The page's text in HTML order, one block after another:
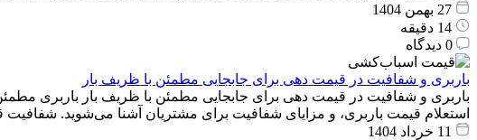
27 بهمن 1404
14 دقیقه
0 دیدگاه
باربری و شفافیت در قیمت دهی برای جابجایی مطمئن با ظریف بار
باربری و شفافیت در قیمت دهی برای جابجایی مطمئن با ظریف بار باربری
استعلام قیمت باربری، و مزایای شفافیت برای مشتریان آشنا می‌شوید. شفافیت
11 خرداد 1404